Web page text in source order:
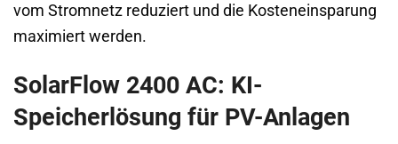
vom Stromnetz reduziert und die Kosteneinsparung
maximiert werden.
SolarFlow 2400 AC: KI-
Speicherlösung für PV-Anlagen